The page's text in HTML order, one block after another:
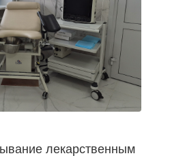
лекарственным